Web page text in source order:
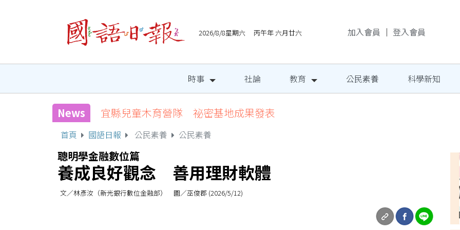
2026/8/8星期六 丙午年 六月廿六 加入會員 ｜ 登入會員
時事 社論 教育 公民素養 科學新知
News 宜縣兒童木育營隊 祕密基地成果發表
首頁 國語日報 公民素養 公民素養
聰明學金融數位篇
養成良好觀念 善用理財軟體
文／林彥汝（新光銀行數位金融部） 圖／巫俊郡 (2026/5/12)